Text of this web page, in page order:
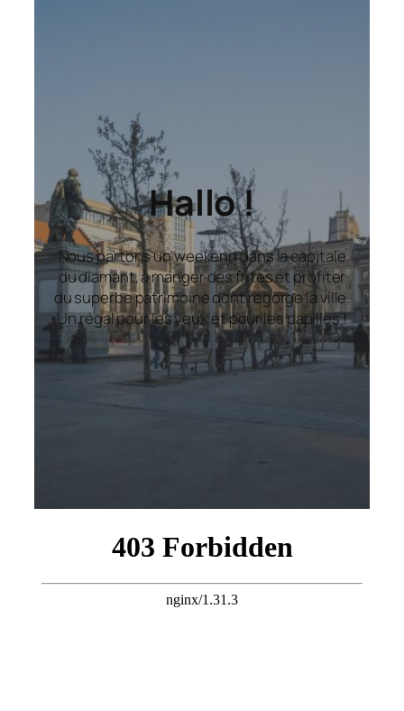
Hallo !
Nous partons un weekend dans la capitale
du diamant, à manger des frites et profiter
du superbe patrimoine dont regorge la ville.
Un régal pour les yeux et pour les papilles !